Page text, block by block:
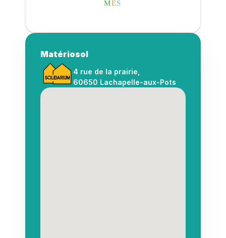
Matériosol
4 rue de la prairie,
60650 Lachapelle-aux-Pots